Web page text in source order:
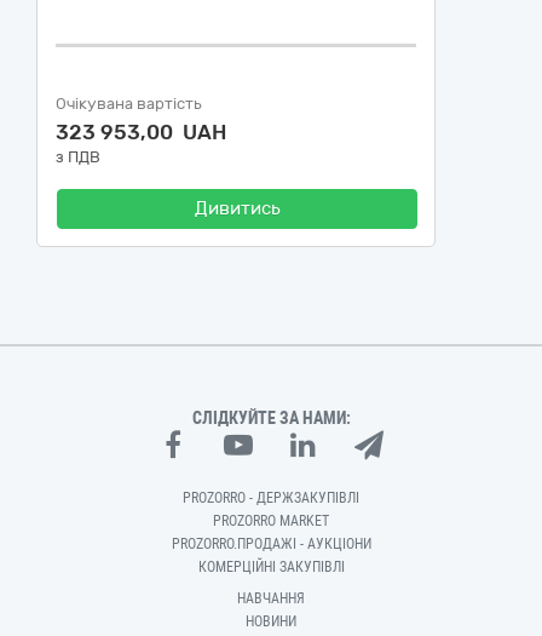
Очікувана вартість
323 953,00 UAH
з ПДВ
Дивитись
СЛІДКУЙТЕ ЗА НАМИ:
PROZORRO - ДЕРЖЗАКУПІВЛІ
PROZORRO MARKET
PROZORRO.ПРОДАЖІ - АУКЦІОНИ
КОМЕРЦІЙНІ ЗАКУПІВЛІ
НАВЧАННЯ
НОВИНИ